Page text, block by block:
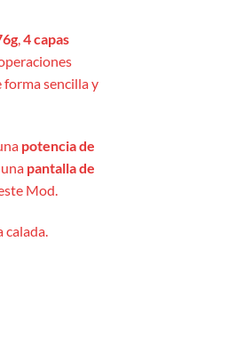
4 capas
operaciones
sencilla y
potencia de
pantalla de
Mod.
calada.